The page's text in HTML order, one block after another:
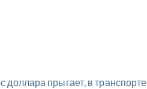
доллара прыгает, в транспорте